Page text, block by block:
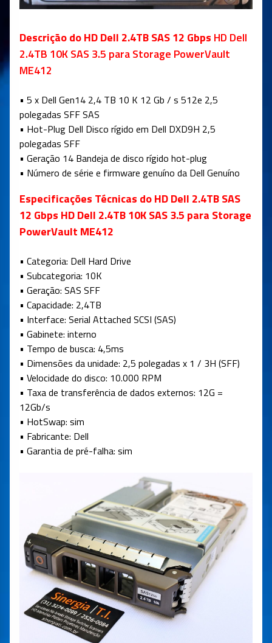
Descrição do HD Dell 2.4TB SAS 12 Gbps HD Dell
2.4TB 10K SAS 3.5 para Storage PowerVault
ME412
• 5 x Dell Gen14 2,4 TB 10 K 12 Gb / s 512e 2,5
polegadas SFF SAS
• Hot-Plug Dell Disco rígido em Dell DXD9H 2,5
polegadas SFF
• Geração 14 Bandeja de disco rígido hot-plug
• Número de série e firmware genuíno da Dell Genuíno
Especificações Técnicas do HD Dell 2.4TB SAS
12 Gbps HD Dell 2.4TB 10K SAS 3.5 para Storage
PowerVault ME412
• Categoria: Dell Hard Drive
• Subcategoria: 10K
• Geração: SAS SFF
• Capacidade: 2,4TB
• Interface: Serial Attached SCSI (SAS)
• Gabinete: interno
• Tempo de busca: 4,5ms
• Dimensões da unidade: 2,5 polegadas x 1 / 3H (SFF)
• Velocidade do disco: 10.000 RPM
• Taxa de transferência de dados externos: 12G =
12Gb/s
• HotSwap: sim
• Fabricante: Dell
• Garantia de pré-falha: sim